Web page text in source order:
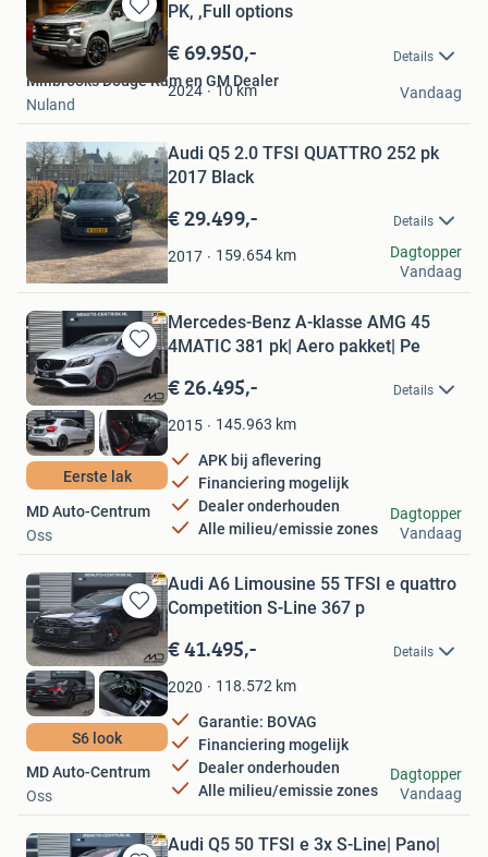
Bewaren
in
Mijn
Favorieten
PK, ,Full options
€ 69.950,- Details
2024 10 km
Millbrooks Dodge Ram en GM Dealer
Nuland
Vandaag
in
Mijn
Favorieten
Audi Q5 2.0 TFSI QUATTRO 252 pk
2017 Black
€ 29.499,- Details
2017 159.654 km
RNB
Utrecht
Dagtopper
Vandaag
Bewaren
in
Mijn
Favorieten
Eerste lak
Mercedes-Benz A-klasse AMG 45
4MATIC 381 pk| Aero pakket| Pe
€ 26.495,- Details
2015 145.963 km
APK bij aflevering
Financiering mogelijk
Dealer onderhouden
Alle milieu/emissie zones
MD Auto-Centrum
Oss
Dagtopper
Vandaag
Bewaren
in
Mijn
Favorieten
S6 look
Audi A6 Limousine 55 TFSI e quattro
Competition S-Line 367 p
€ 41.495,- Details
2020 118.572 km
Garantie: BOVAG
Financiering mogelijk
Dealer onderhouden
Alle milieu/emissie zones
MD Auto-Centrum
Oss
Dagtopper
Vandaag
Audi Q5 50 TFSI e 3x S-Line| Pano|